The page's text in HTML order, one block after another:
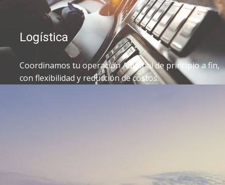
Logística
Coordinamos tu operación Aduanal de principio a fin,
con flexibilidad y reducción de costos.